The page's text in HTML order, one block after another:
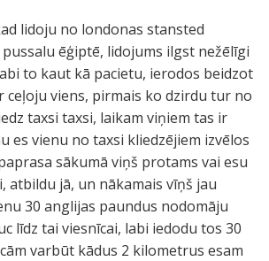
lidoju no londonas stansted
ēģiptē, lidojums ilgst nežēlīgi
to kaut kā pacietu, ierodos beidzot
ceļoju viens, pirmais ko dzirdu tur no
taxsi taxsi, laikam viņiem tas ir
es vienu no taxsi kliedzējiem izvēlos
sākumā viņš protams vai esu
atbildu jā, un nākamais vīņš jau
30 anglijas paundus nodomāju
līdz tai viesnīcai, labi iedodu tos 30
varbūt kādus 2 kilometrus esam